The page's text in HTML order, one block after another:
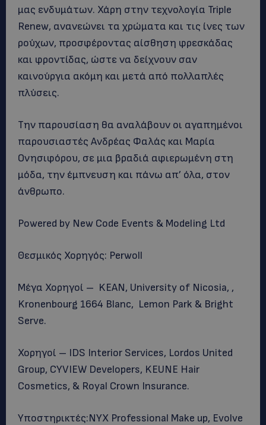
μας ενδυμάτων. Χάρη στην τεχνολογία Triple
Renew, ανανεώνει τα χρώματα και τις ίνες των
ρούχων, προσφέροντας αίσθηση φρεσκάδας
και φροντίδας, ώστε να δείχνουν σαν
καινούργια ακόμη και μετά από πολλαπλές
πλύσεις.
Την παρουσίαση θα αναλάβουν οι αγαπημένοι
παρουσιαστές Ανδρέας Φαλάς και Μαρία
Ονησιφόρου, σε μια βραδιά αφιερωμένη στη
μόδα, την έμπνευση και πάνω απ’ όλα, στον
άνθρωπο.
Powered by New Code Events & Modeling Ltd
Θεσμικός Χορηγός: Perwoll
Μέγα Χορηγοί – KEAN, University of Nicosia, ,
Kronenbourg 1664 Blanc, Lemon Park & Bright
Serve.
Χορηγοί – IDS Interior Services, Lordos United
Group, CYVIEW Developers, KEUNE Hair
Cosmetics, & Royal Crown Insurance.
Υποστηρικτές:NYX Professional Make up, Evolve